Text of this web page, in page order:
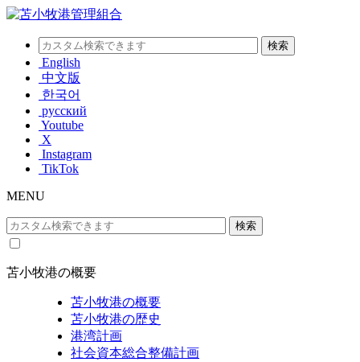
English
中文版
한국어
русский
Youtube
X
Instagram
TikTok
MENU
苫小牧港の概要
苫小牧港の概要
苫小牧港の歴史
港湾計画
社会資本総合整備計画